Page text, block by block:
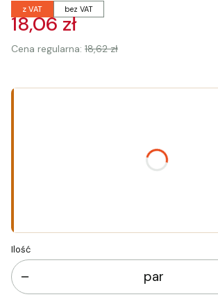
z VAT bez VAT
18,06 zł
Cena regularna: 18,62 zł
Ilość
par